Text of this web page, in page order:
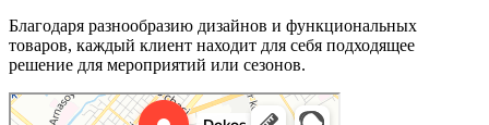
Благодаря разнообразию дизайнов и функциональных
товаров, каждый клиент находит для себя подходящее
решение для мероприятий или сезонов.